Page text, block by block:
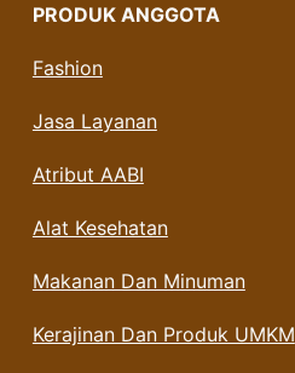
PRODUK ANGGOTA
Fashion
Jasa Layanan
Atribut AABI
Alat Kesehatan
Makanan Dan Minuman
Kerajinan Dan Produk UMKM